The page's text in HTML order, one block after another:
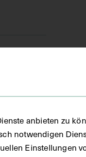
anbieten zu
notwendigen
Einstellungen